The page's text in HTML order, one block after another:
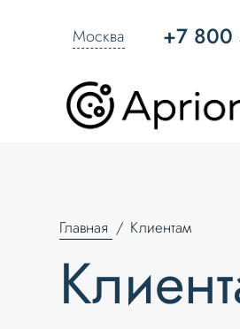
Москва +7 800
Главная Клиентам